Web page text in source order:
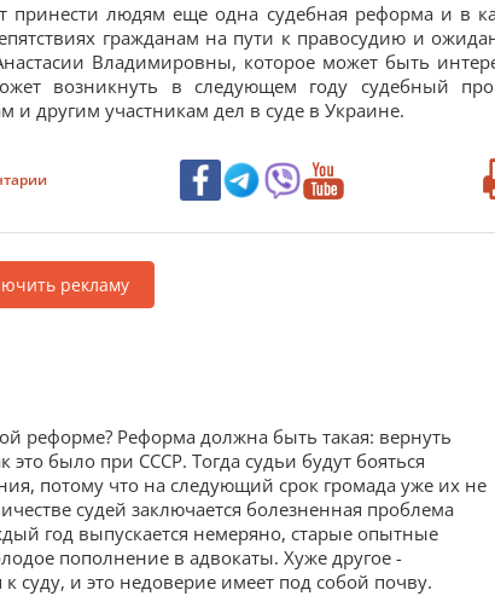
принести людям еще одна судебная реформа и в
гражданам на пути к правосудию и
Владимировны, которое может быть
возникнуть в следующем году судебный
и другим участникам дел в суде в Украине.
рекламу
реформе? Реформа должна быть такая: вернуть
это было при СССР. Тогда судьи будут бояться
потому что на следующий срок громада уже их не
судей заключается болезненная проблема
год выпускается немеряно, старые опытные
пополнение в адвокаты. Хуже другое -
суду, и это недоверие имеет под собой почву.